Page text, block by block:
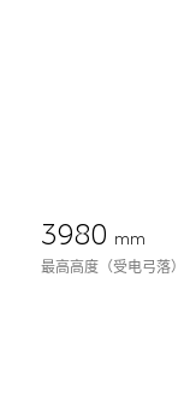
3980 mm
最高高度（受电弓落）